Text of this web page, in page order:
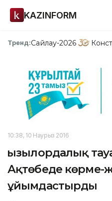
KAZINFORM
Тренд:Сайлау-2026
10:38, 10 Наурыз 2016
Қызылордалық
Ақтөбеде көрме-
ұйымдастырды